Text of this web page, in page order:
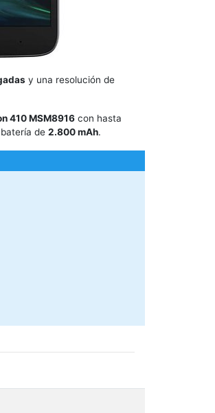
y una resolución de
410 MSM8916 con hasta
de 2.800 mAh.